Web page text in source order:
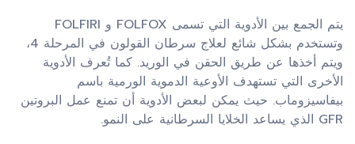
يتم الجمع بين الأدوية التي تسمى FOLFOX و FOLFIRI
وتستخدم بشكل شائع لعلاج سرطان القولون في المرحلة 4،
ويتم أخذها عن طريق الحقن في الوريد. كما تُعرف الأدوية
الأخرى التي تستهدف الأوعية الدموية الورمية باسم
بيفاسيزوماب. حيث يمكن لبعض الأدوية أن تمنع عمل البروتين
GFR الذي يساعد الخلايا السرطانية على النمو.